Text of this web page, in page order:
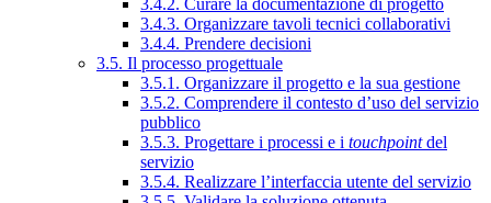
3.4.2. Curare la documentazione di progetto
3.4.3. Organizzare tavoli tecnici collaborativi
3.4.4. Prendere decisioni
3.5. Il processo progettuale
3.5.1. Organizzare il progetto e la sua gestione
3.5.2. Comprendere il contesto d’uso del servizio
pubblico
3.5.3. Progettare i processi e i touchpointdel
servizio
3.5.4. Realizzare l’interfaccia utente del servizio